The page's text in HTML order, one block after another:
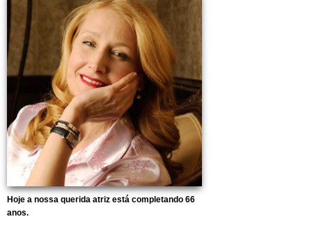
Hoje a nossa querida atriz está completando 66
anos.